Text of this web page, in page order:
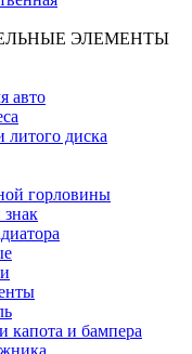
ЭЛЕМЕНТЫ
авто
литого диска
горловины
капота и бампера